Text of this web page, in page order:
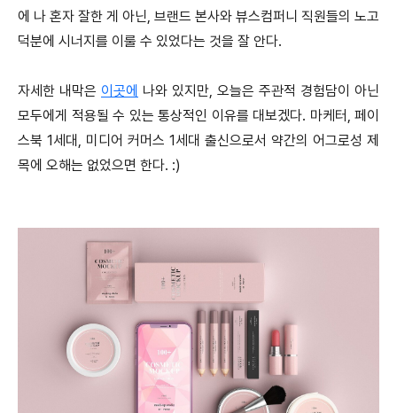
에 나 혼자 잘한 게 아닌, 브랜드 본사와 뷰스컴퍼니 직원들의 노고
덕분에 시너지를 이룰 수 있었다는 것을 잘 안다.
자세한 내막은 이곳에 나와 있지만, 오늘은 주관적 경험담이 아닌
모두에게 적용될 수 있는 통상적인 이유를 대보겠다. 마케터, 페이
스북 1세대, 미디어 커머스 1세대 출신으로서 약간의 어그로성 제
목에 오해는 없었으면 한다. :)